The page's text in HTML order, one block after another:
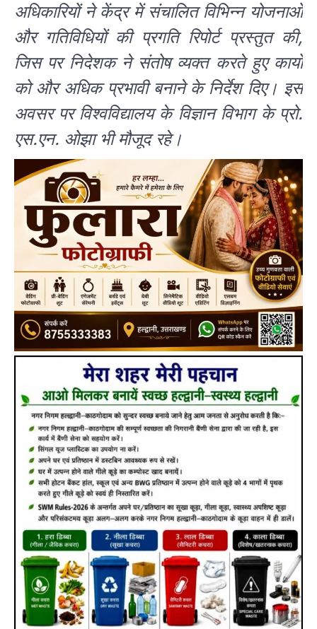
अधिकारियों ने केंद्र में संचालित विभिन्न योजनाओं
और गतिविधियों की प्रगति रिपोर्ट प्रस्तुत की,
जिस पर निदेशक ने संतोष व्यक्त करते हुए कार्यों
को और अधिक प्रभावी बनाने के निर्देश दिए। इस
अवसर पर विश्वविद्यालय के विज्ञान विभाग के प्रो.
एस.एन. ओझा भी मौजूद रहे।